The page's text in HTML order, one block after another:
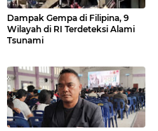
Dampak Gempa di Filipina, 9
Wilayah di RI Terdeteksi Alami
Tsunami